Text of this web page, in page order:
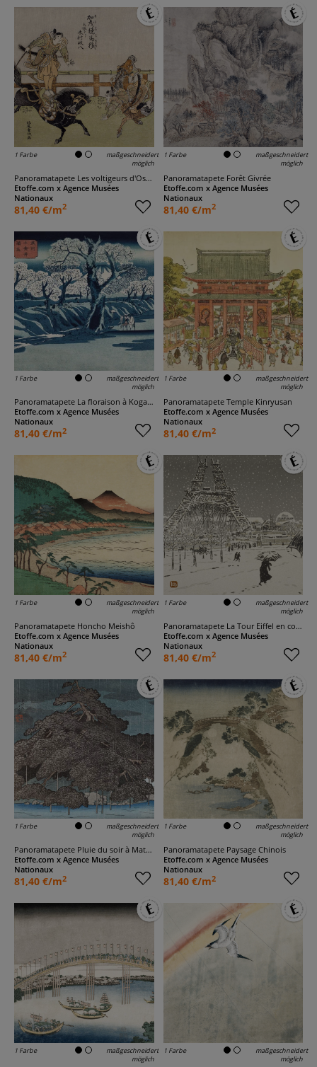
1 Farbe
maßgeschneidert
möglich
Panoramatapete Les voltigeurs d'Osaka
Etoffe.com x Agence Musées
Nationaux
81,40 €/m2
1 Farbe
maßgeschneidert
möglich
Panoramatapete Forêt Givrée
Etoffe.com x Agence Musées
Nationaux
81,40 €/m2
1 Farbe
maßgeschneidert
möglich
Panoramatapete La floraison à Koganei
Etoffe.com x Agence Musées
Nationaux
81,40 €/m2
1 Farbe
maßgeschneidert
möglich
Panoramatapete Temple Kinryusan
Etoffe.com x Agence Musées
Nationaux
81,40 €/m2
1 Farbe
maßgeschneidert
möglich
Panoramatapete Honcho Meishô
Etoffe.com x Agence Musées
Nationaux
81,40 €/m2
1 Farbe
maßgeschneidert
möglich
Panoramatapete La Tour Eiffel en construction
Etoffe.com x Agence Musées
Nationaux
81,40 €/m2
1 Farbe
maßgeschneidert
möglich
Panoramatapete Pluie du soir à Matsunoshima
Etoffe.com x Agence Musées
Nationaux
81,40 €/m2
1 Farbe
maßgeschneidert
möglich
Panoramatapete Paysage Chinois
Etoffe.com x Agence Musées
Nationaux
81,40 €/m2
1 Farbe
maßgeschneidert
möglich
1 Farbe
maßgeschneidert
möglich